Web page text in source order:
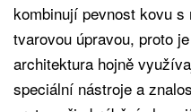
kombinují pevnost kovu
tvarovou úpravou, proto
architektura hojně
speciální nástroje a